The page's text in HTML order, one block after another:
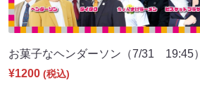
お菓子なヘンダーソン（7/31 19:45）
¥1200 (税込)